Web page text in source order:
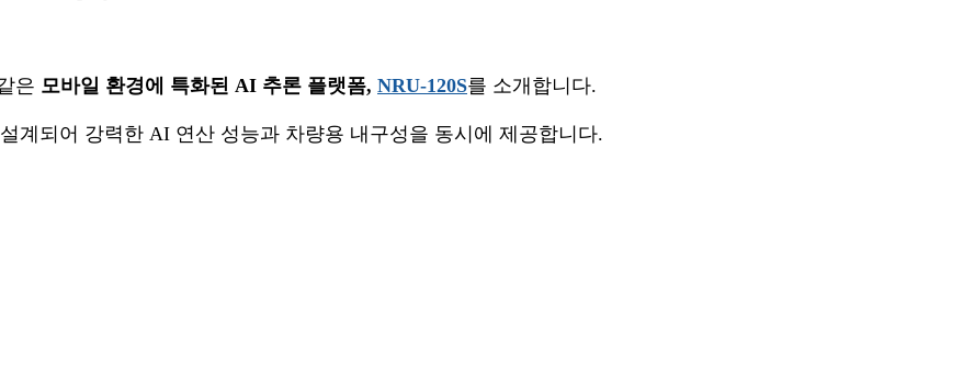
은 모바일 환경에 특화된 AI 추론 플랫폼, NRU-120S를 소개합니다.
계되어 강력한 AI 연산 성능과 차량용 내구성을 동시에 제공합니다.